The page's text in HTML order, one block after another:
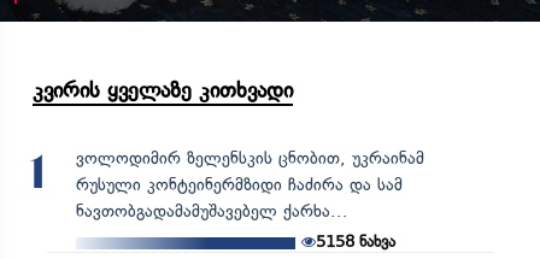
კვირის ყველაზე კითხვადი
1
ვოლოდიმირ ზელენსკის ცნობით, უკრაინამ
რუსული კონტეინერმზიდი ჩაძირა და სამ
ნავთობგადამამუშავებელ ქარხა...
5158 ნახვა